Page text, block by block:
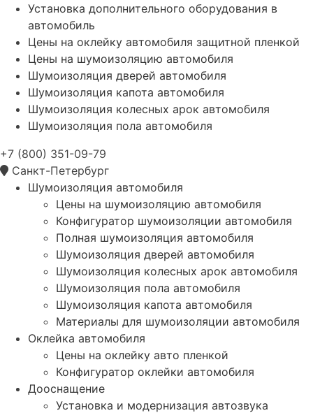
Установка дополнительного оборудования в
автомобиль
Цены на оклейку автомобиля защитной пленкой
Цены на шумоизоляцию автомобиля
Шумоизоляция дверей автомобиля
Шумоизоляция капота автомобиля
Шумоизоляция колесных арок автомобиля
Шумоизоляция пола автомобиля
+7 (800) 351-09-79
Санкт-Петербург
Шумоизоляция автомобиля
Цены на шумоизоляцию автомобиля
Конфигуратор шумоизоляции автомобиля
Полная шумоизоляция автомобиля
Шумоизоляция дверей автомобиля
Шумоизоляция колесных арок автомобиля
Шумоизоляция пола автомобиля
Шумоизоляция капота автомобиля
Материалы для шумоизоляции автомобиля
Оклейка автомобиля
Цены на оклейку авто пленкой
Конфигуратор оклейки автомобиля
Дооснащение
Установка и модернизация автозвука